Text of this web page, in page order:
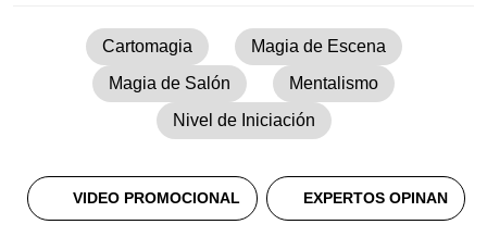
Cartomagia
Magia de Escena
Magia de Salón
Mentalismo
Nivel de Iniciación
VIDEO PROMOCIONAL EXPERTOS OPINAN